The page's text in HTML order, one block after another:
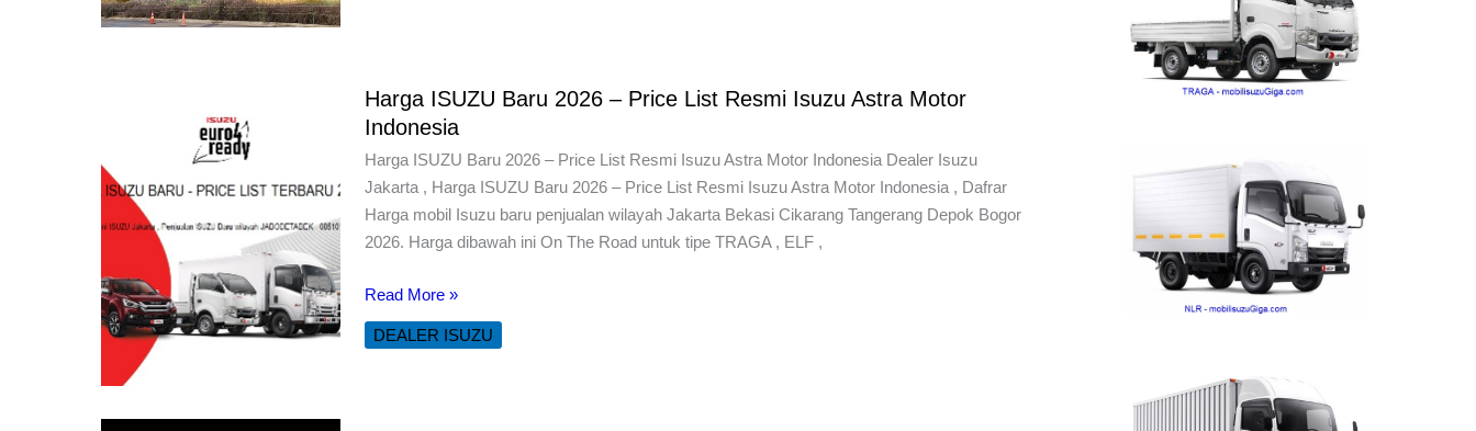
Harga ISUZU Baru 2026 – Price List Resmi Isuzu Astra Motor
Indonesia
Harga ISUZU Baru 2026 – Price List Resmi Isuzu Astra Motor Indonesia Dealer Isuzu
Jakarta , Harga ISUZU Baru 2026 – Price List Resmi Isuzu Astra Motor Indonesia , Dafrar
Harga mobil Isuzu baru penjualan wilayah Jakarta Bekasi Cikarang Tangerang Depok Bogor
2026. Harga dibawah ini On The Road untuk tipe TRAGA , ELF ,
Harga
ISUZU
Baru
Read More »
DEALER ISUZU